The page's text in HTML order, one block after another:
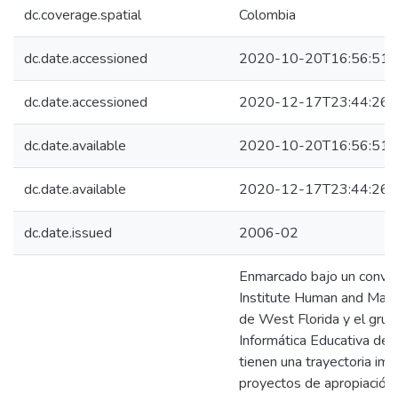
dc.coverage.spatial Colombia
dc.date.accessioned 2020-10-20T16:56:51Z
dc.date.accessioned 2020-12-17T23:44:26Z
dc.date.available 2020-10-20T16:56:51Z
dc.date.available 2020-12-17T23:44:26Z
dc.date.issued 2006-02
Enmarcado bajo un
Institute Human and
de West Florida y el
Informática Educativa de
tienen una trayectoria
proyectos de